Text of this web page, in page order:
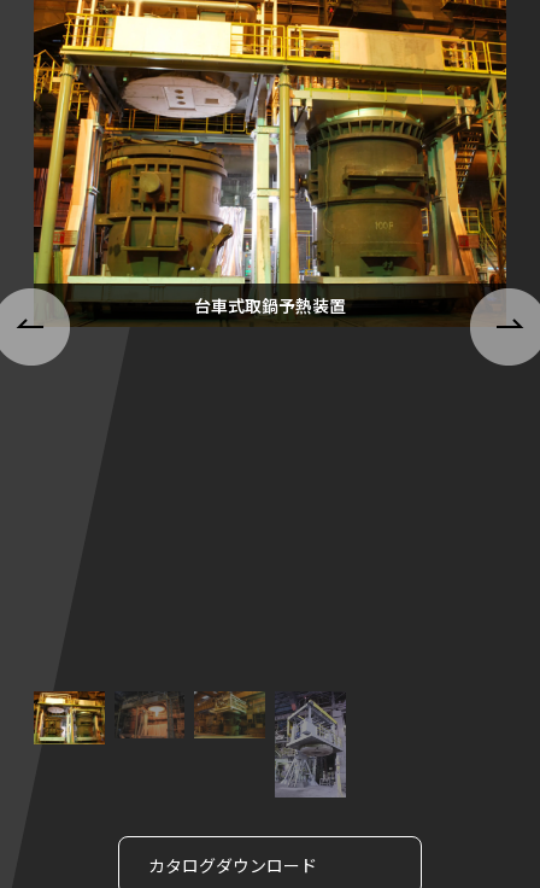
台車式取鍋予熱装置
カタログダウンロード